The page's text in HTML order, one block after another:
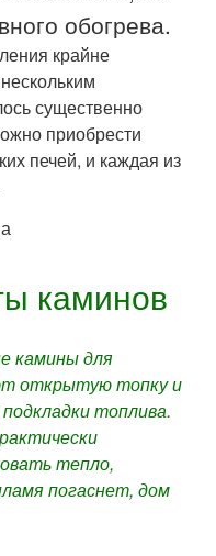
обогрева.
крайне
существенно
приобрести
печей, и каждая из
каминов
камины для
открытую топку и
топлива.
тепло,
погаснет, дом